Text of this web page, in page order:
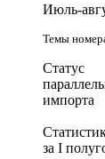
Июль-
Темы
Статус
импорта
за I